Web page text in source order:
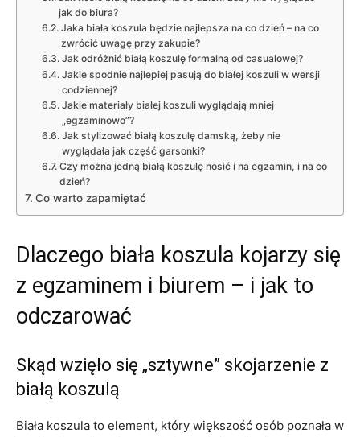
jak do biura?
Jaka biała koszula będzie najlepsza na co dzień – na co
zwrócić uwagę przy zakupie?
Jak odróżnić białą koszulę formalną od casualowej?
Jakie spodnie najlepiej pasują do białej koszuli w wersji
codziennej?
Jakie materiały białej koszuli wyglądają mniej
„egzaminowo”?
Jak stylizować białą koszulę damską, żeby nie
wyglądała jak część garsonki?
Czy można jedną białą koszulę nosić i na egzamin, i na co
dzień?
Co warto zapamiętać
Dlaczego biała koszula kojarzy się
z egzaminem i biurem – i jak to
odczarować
Skąd wzięło się „sztywne” skojarzenie z
białą koszulą
Biała koszula to element, który większość osób poznała w